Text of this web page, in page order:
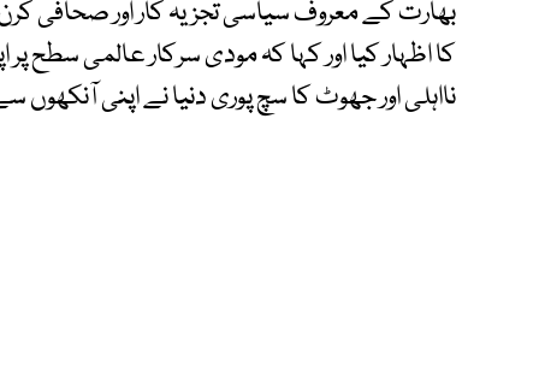
بھارت کے معروف سیاسی تجزیہ کار اور صحافی
کا اظہار کیا اور کہا کہ مودی سرکار عالمی
نااہلی اور جھوٹ کا سچ پوری دنیا نے اپنی آنکھوں